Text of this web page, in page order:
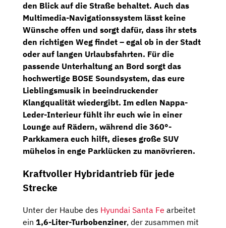
den Blick auf die Straße behaltet. Auch das
Multimedia-Navigationssystem lässt keine
Wünsche offen und sorgt dafür, dass ihr stets
den richtigen Weg findet – egal ob in der Stadt
oder auf langen Urlaubsfahrten. Für die
passende Unterhaltung an Bord sorgt das
hochwertige BOSE Soundsystem, das eure
Lieblingsmusik in beeindruckender
Klangqualität wiedergibt. Im edlen Nappa-
Leder-Interieur fühlt ihr euch wie in einer
Lounge auf Rädern, während die 360°-
Parkkamera euch hilft, dieses große SUV
mühelos in enge Parklücken zu manövrieren.
Kraftvoller Hybridantrieb für jede
Strecke
Unter der Haube des Hyundai Santa Fe arbeitet
ein 1,6-Liter-Turbobenziner, der zusammen mit